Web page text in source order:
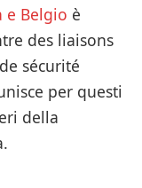
e Belgio è
des liaisons
sécurité
per questi
della